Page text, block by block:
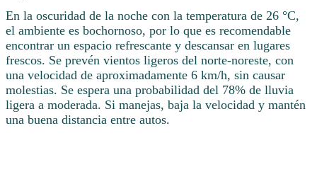
En la oscuridad de la noche con la temperatura de 26 °C,
el ambiente es bochornoso, por lo que es recomendable
encontrar un espacio refrescante y descansar en lugares
frescos. Se prevén vientos ligeros del norte-noreste, con
una velocidad de aproximadamente 6 km/h, sin causar
molestias. Se espera una probabilidad del 78% de lluvia
ligera a moderada. Si manejas, baja la velocidad y mantén
una buena distancia entre autos.